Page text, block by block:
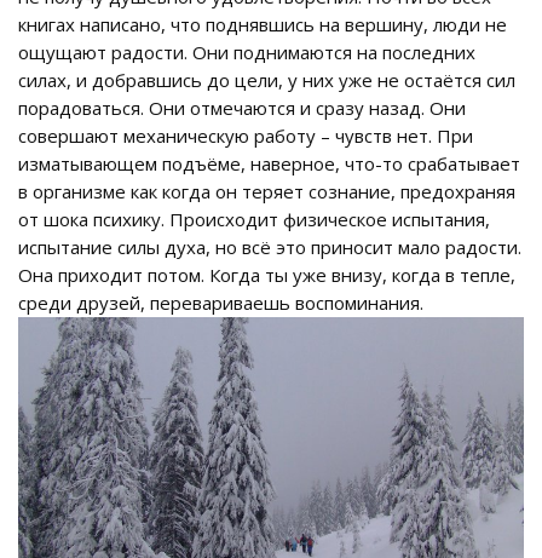
книгах написано, что поднявшись на вершину, люди не
ощущают радости. Они поднимаются на последних
силах, и добравшись до цели, у них уже не остаётся сил
порадоваться. Они отмечаются и сразу назад. Они
совершают механическую работу – чувств нет. При
изматывающем подъёме, наверное, что-то срабатывает
в организме как когда он теряет сознание, предохраняя
от шока психику. Происходит физическое испытания,
испытание силы духа, но всё это приносит мало радости.
Она приходит потом. Когда ты уже внизу, когда в тепле,
среди друзей, перевариваешь воспоминания.